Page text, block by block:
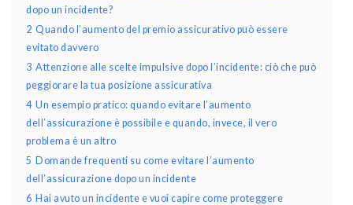
dopo un incidente?
2 Quando l’aumento del premio assicurativo può essere
evitato davvero
3 Attenzione alle scelte impulsive dopo l’incidente: ciò che può
peggiorare la tua posizione assicurativa
4 Un esempio pratico: quando evitare l’aumento
dell’assicurazione è possibile e quando, invece, il vero
problema è un altro
5 Domande frequenti su come evitare l’aumento
dell’assicurazione dopo un incidente
6 Hai avuto un incidente e vuoi capire come proteggere